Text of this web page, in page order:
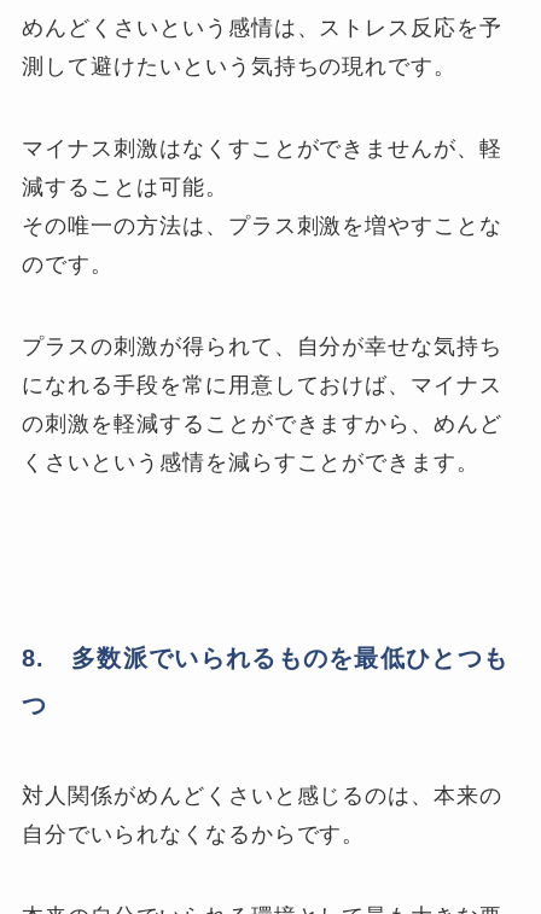
めんどくさいという感情は、ストレス反応を予
測して避けたいという気持ちの現れです。
マイナス刺激はなくすことができませんが、軽
減することは可能。
その唯一の方法は、プラス刺激を増やすことな
のです。
プラスの刺激が得られて、自分が幸せな気持ち
になれる手段を常に用意しておけば、マイナス
の刺激を軽減することができますから、めんど
くさいという感情を減らすことができます。
8. 多数派でいられるものを最低ひとつも
つ
対人関係がめんどくさいと感じるのは、本来の
自分でいられなくなるからです。